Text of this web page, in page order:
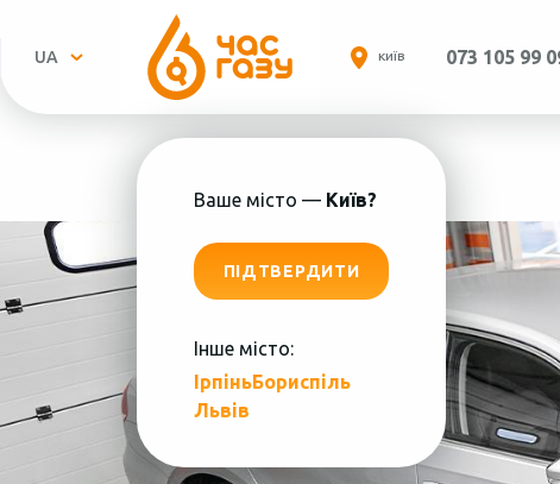
UA КИЇВ
Ваше місто — Київ?
ПІДТВЕРДИТИ
Інше місто:
ІрпіньБориспіль
Львів
073 105 99
Пн.-Нд.